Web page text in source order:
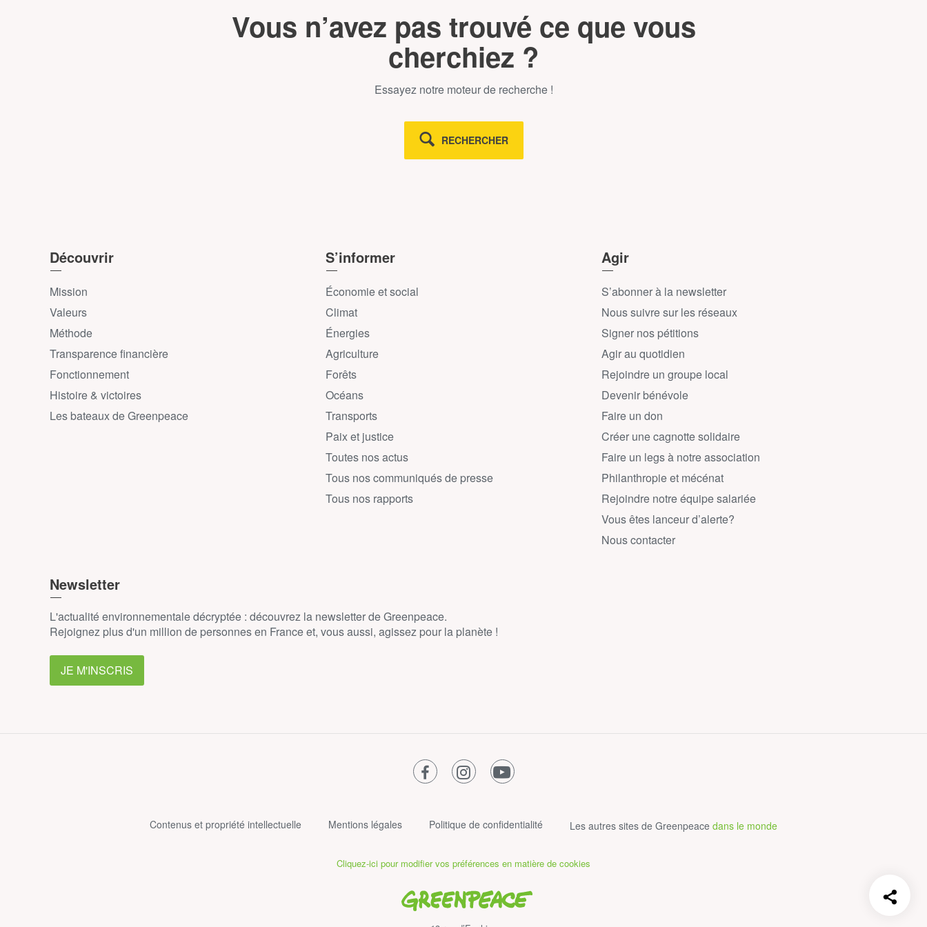
Vous n’avez pas trouvé ce que vous
cherchiez ?
Essayez notre moteur de recherche !
RECHERCHER
Découvrir
Mission
Valeurs
Méthode
Transparence financière
Fonctionnement
Histoire & victoires
Les bateaux de Greenpeace
S’informer
Économie et social
Climat
Énergies
Agriculture
Forêts
Océans
Transports
Paix et justice
Toutes nos actus
Tous nos communiqués de presse
Tous nos rapports
Agir
S’abonner à la newsletter
Nous suivre sur les réseaux
Signer nos pétitions
Agir au quotidien
Rejoindre un groupe local
Devenir bénévole
Faire un don
Créer une cagnotte solidaire
Faire un legs à notre association
Philanthropie et mécénat
Rejoindre notre équipe salariée
Vous êtes lanceur d’alerte?
Nous contacter
Newsletter
L'actualité environnementale décryptée : découvrez la newsletter de Greenpeace.
Rejoignez plus d'un million de personnes en France et, vous aussi, agissez pour la planète !
JE M'INSCRIS
facebookinstagramyoutube
Contenus et propriété intellectuelle Mentions légales Politique de confidentialité Les autres sites de Greenpeace dans le monde
Cliquez-ici pour modifier vos préférences en matière de cookies
Greenpeace